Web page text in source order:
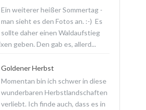
Ein weiterer heißer Sommertag -
man sieht es den Fotos an. :-) Es
sollte daher einen Waldaufstieg
geben. Den gab es, allerd...
Goldener Herbst
Momentan bin ich schwer in diese
wunderbaren Herbstlandschaften
verliebt. Ich finde auch, dass es in